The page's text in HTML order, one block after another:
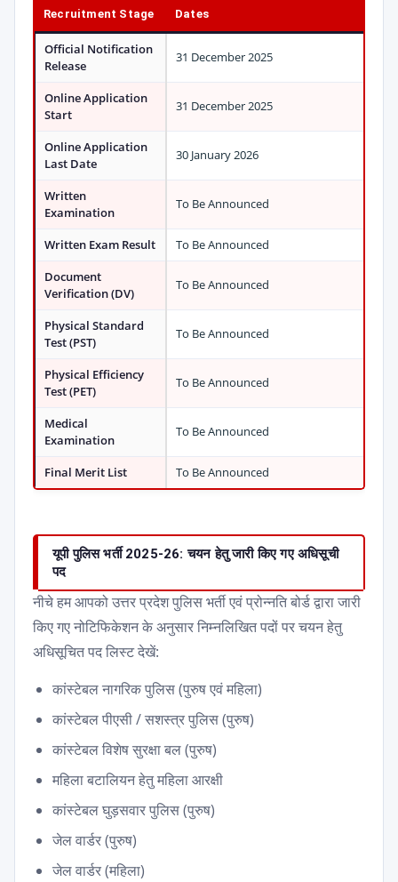
Recruitment Stage Dates
Official Notification
Release
31 December 2025
Online Application
Start
31 December 2025
Online Application
Last Date
30 January 2026
Written
Examination
To Be Announced
Written Exam Result
To Be Announced
Document
Verification (DV)
To Be Announced
Physical Standard
Test (PST)
To Be Announced
Physical Efficiency
Test (PET)
To Be Announced
Medical
Examination
To Be Announced
Final Merit List To Be Announced
यूपी पुलिस भर्ती 2025-26: चयन हेतु जारी किए गए अधिसूची
पद
नीचे हम आपको उत्तर प्रदेश पुलिस भर्ती एवं प्रोन्नति बोर्ड द्वारा जारी
किए गए नोटिफिकेशन के अनुसार निम्नलिखित पदों पर चयन हेतु
अधिसूचित पद लिस्ट देखें:
कांस्टेबल नागरिक पुलिस (पुरुष एवं महिला)
कांस्टेबल पीएसी / सशस्त्र पुलिस (पुरुष)
कांस्टेबल विशेष सुरक्षा बल (पुरुष)
महिला बटालियन हेतु महिला आरक्षी
कांस्टेबल घुड़सवार पुलिस (पुरुष)
जेल वार्डर (पुरुष)
जेल वार्डर (महिला)